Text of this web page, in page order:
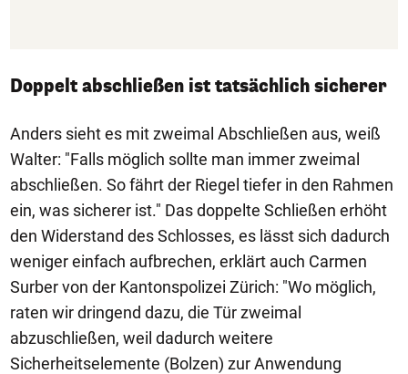
Doppelt abschließen ist tatsächlich sicherer
Anders sieht es mit zweimal Abschließen aus, weiß
Walter: "Falls möglich sollte man immer zweimal
abschließen. So fährt der Riegel tiefer in den Rahmen
ein, was sicherer ist." Das doppelte Schließen erhöht
den Widerstand des Schlosses, es lässt sich dadurch
weniger einfach aufbrechen, erklärt auch Carmen
Surber von der Kantonspolizei Zürich: "Wo möglich,
raten wir dringend dazu, die Tür zweimal
abzuschließen, weil dadurch weitere
Sicherheitselemente (Bolzen) zur Anwendung